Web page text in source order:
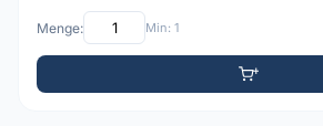
Menge: Min: 1